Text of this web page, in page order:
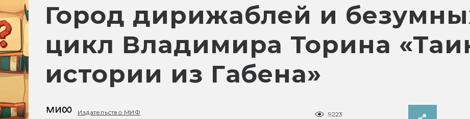
Город дирижаблей и
цикл Владимира Торина
истории из Габена»
Издательство МИФ
9223